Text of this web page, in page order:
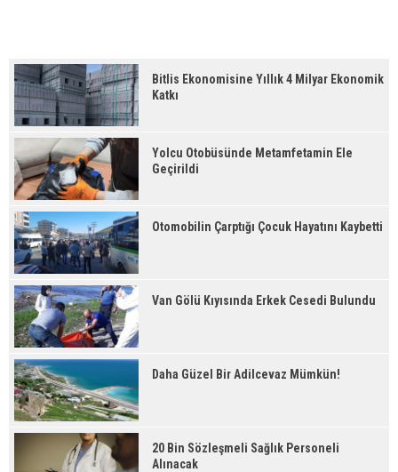
Bitlis Ekonomisine Yıllık 4 Milyar Ekonomik
Katkı
Yolcu Otobüsünde Metamfetamin Ele
Geçirildi
Otomobilin Çarptığı Çocuk Hayatını Kaybetti
Van Gölü Kıyısında Erkek Cesedi Bulundu
Daha Güzel Bir Adilcevaz Mümkün!
20 Bin Sözleşmeli Sağlık Personeli
Alınacak